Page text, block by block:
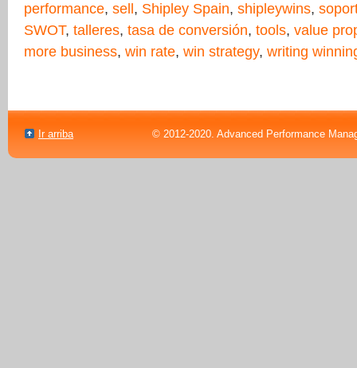
performance, sell , Shipley Spain, shipleywins,
SWOT, talleres, tasa de conversión, tools, value
more business, win rate, win strategy, writing
Ir arriba © 2012-2020. Advanced Performance